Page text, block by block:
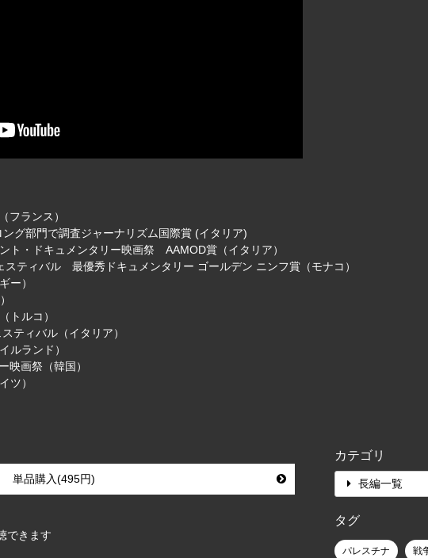
ランス）
グ部門で調査ジャーナリズム国際賞 (イタリア)
ト・ドキュメンタリー映画祭 AAMOD賞（イタリア）
ティバル 最優秀ドキュメンタリー ゴールデン ニンフ賞（モナコ）
ー）
トルコ）
ティバル（イタリア）
ルランド）
画祭（韓国）
ツ）
単品購入(495円)
できます
カテゴリ
長編一覧
タグ
パレスチナ 戦